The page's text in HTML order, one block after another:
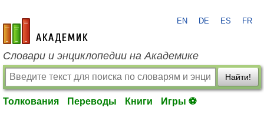
academic.ru
EN DE ES FR
Словари и энциклопедии на Академике
Найти!
Толкования Переводы Книги Игры ⚽